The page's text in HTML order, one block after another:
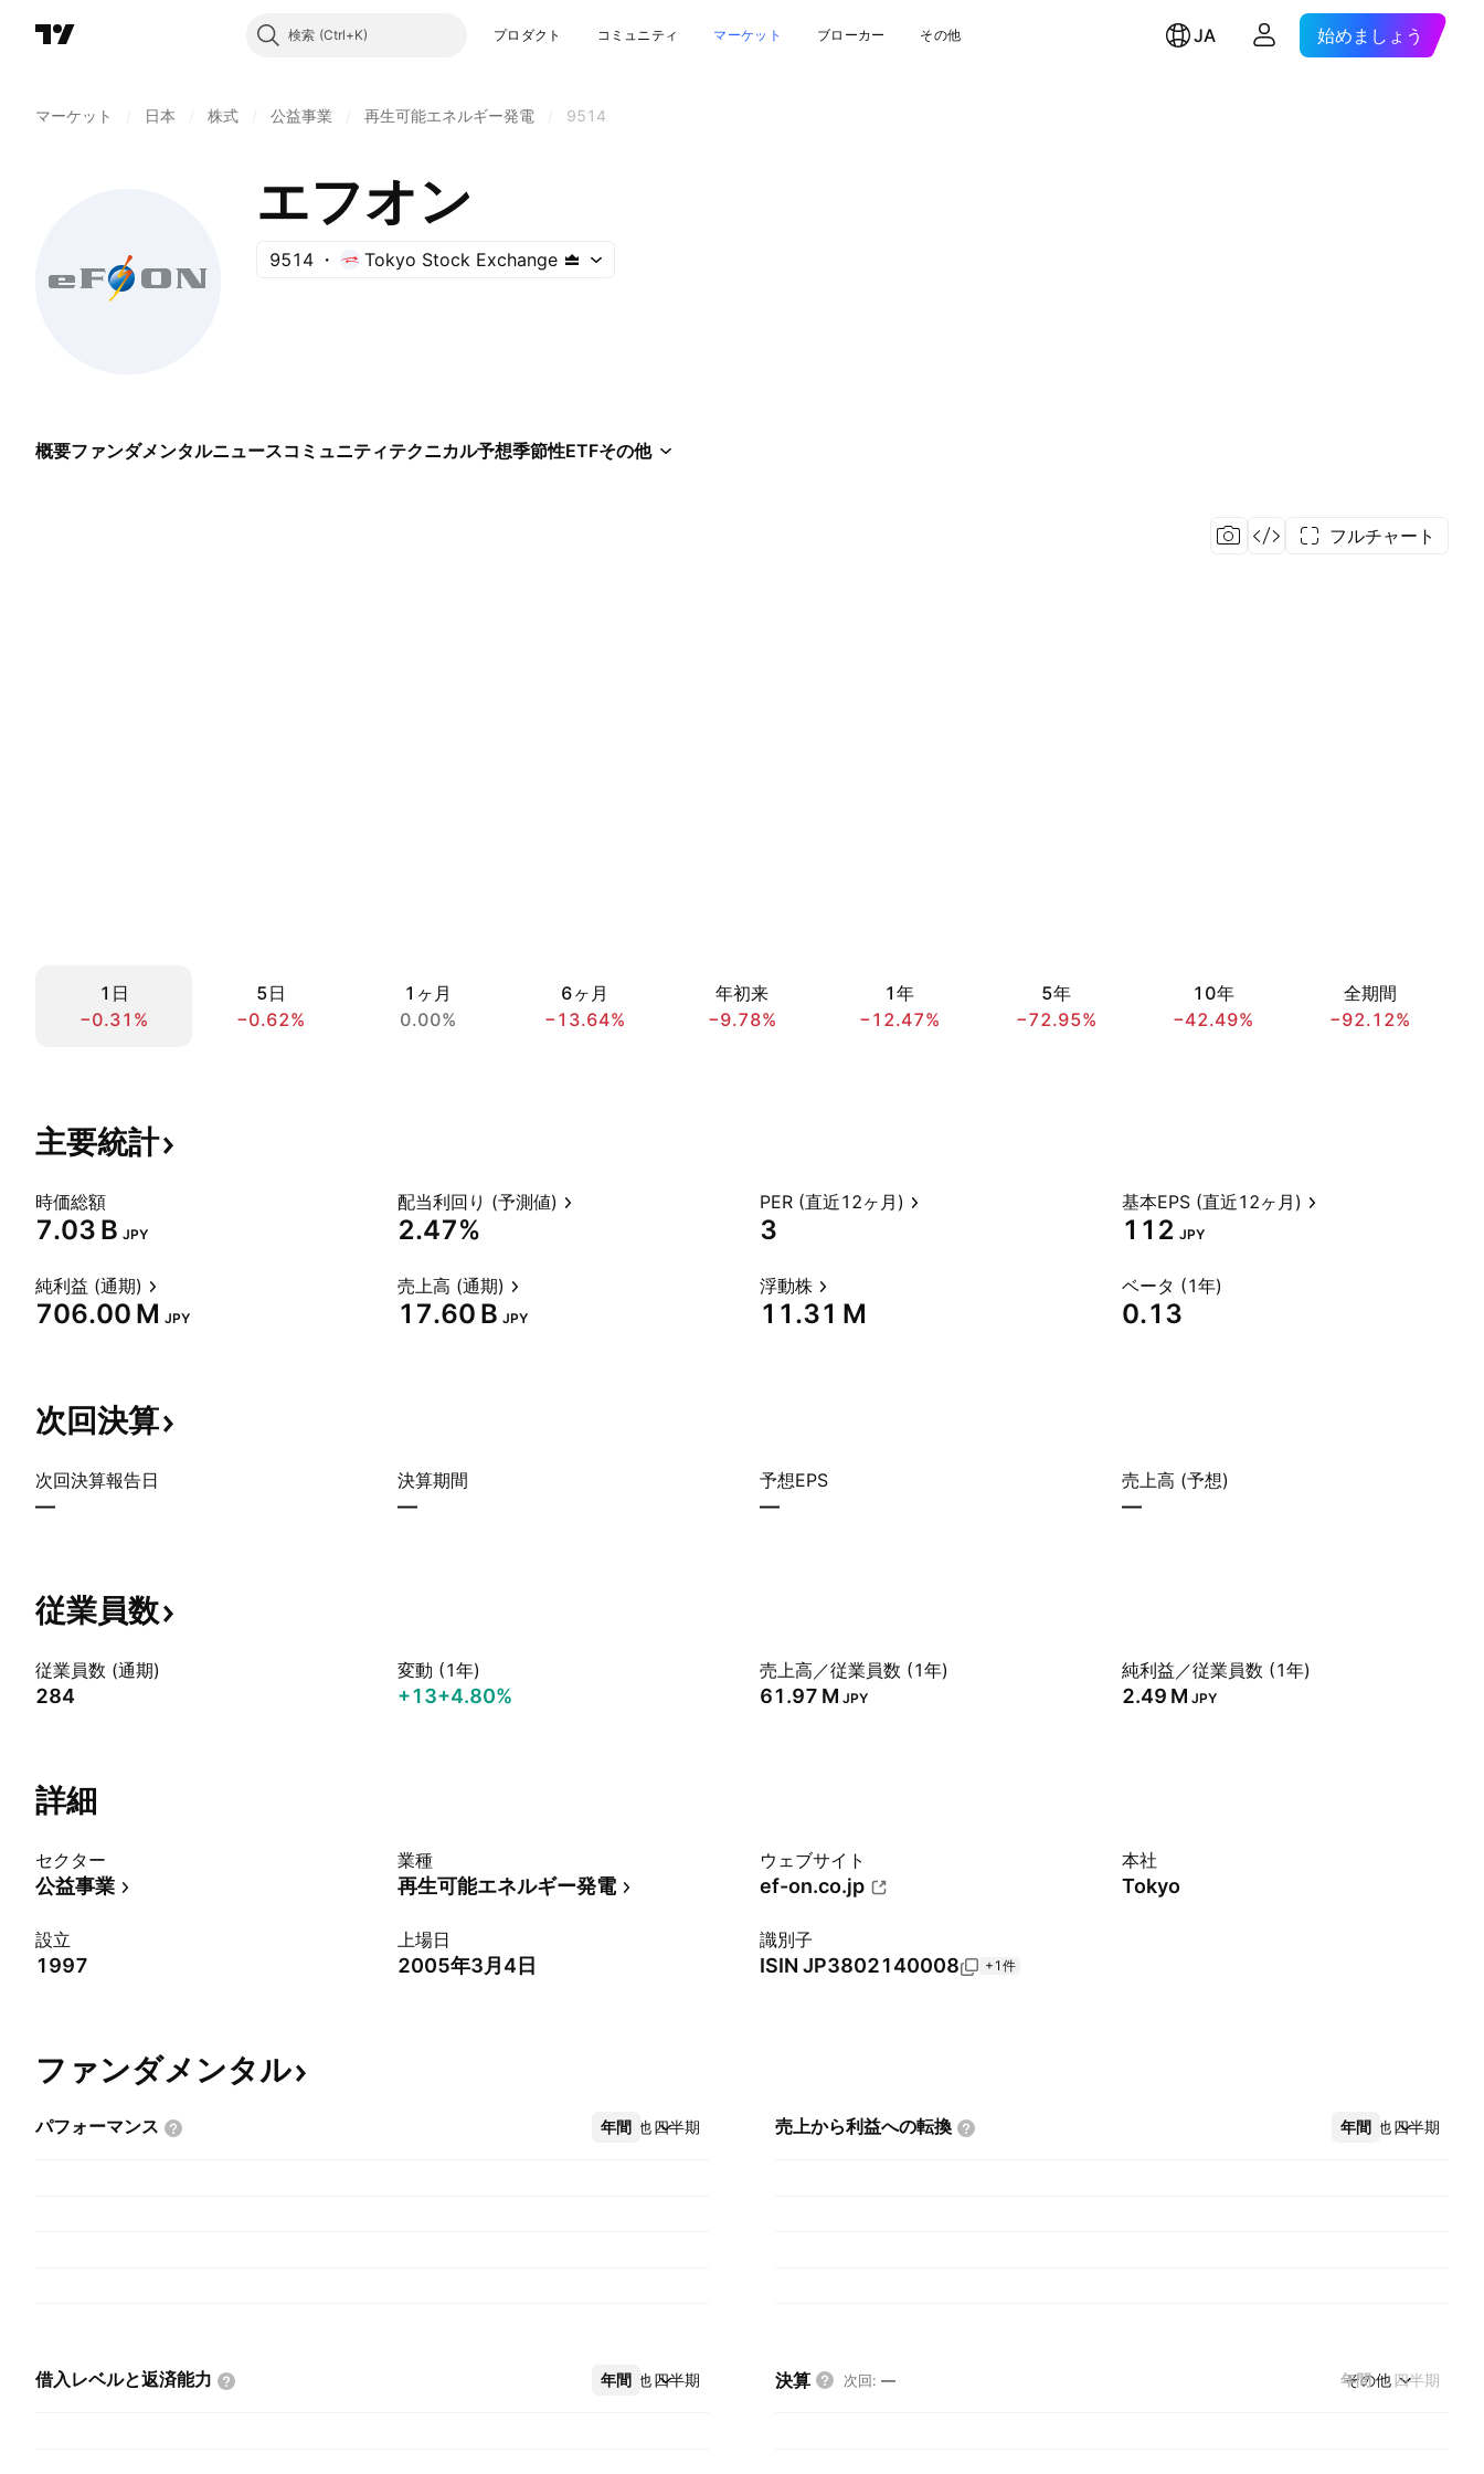
検索 プロダクト コミュニティ マーケット ブローカー その他 JA 始めましょう
マーケット 日本 株式 公益事業 再生可能エネルギー発電 9514
エフオン
9514 Tokyo Stock Exchange
概要ファンダメンタルニュースコミュニティテクニカル予想季節性ETFその他
フルチャート
1日
−0.31%
5日
−0.62%
1ヶ月
0.00%
6ヶ月
−13.64%
年初来
−9.78%
1年
−12.47%
5年
−72.95%
10年
−42.49%
全期間
−92.12%
主要統計
時価総額
‪7.03 B‬ JPY
配当利回り (予測値)
2.47%
PER (直近12ヶ月)
3
基本EPS (直近12ヶ月)
112 JPY
純利益 (通期)
‪706.00 M‬ JPY
売上高 (通期)
‪17.60 B‬ JPY
浮動株
‪11.31 M‬
ベータ (1年)
0.13
次回決算
次回決算報告日
—
決算期間
—
予想EPS
—
売上高 (予想)
—
従業員数
従業員数 (通期)
284
変動 (1年)
+13+4.80%
売上高／従業員数 (1年)
‪61.97 M‬ JPY
純利益／従業員数 (1年)
‪2.49 M‬ JPY
詳細
セクター
公益事業
業種
再生可能エネルギー発電
ウェブサイト
ef-on.co.jp
本社
Tokyo
設立
1997
上場日
2005年3月4日
識別子
ISIN JP3802140008 +1件
ファンダメンタル
パフォーマンス 年間 四半期
その他 売上から利益への転換 年間 四半期
その他
借入レベルと返済能力 年間 四半期
その他 決算 次回: — 年間 四半期
その他